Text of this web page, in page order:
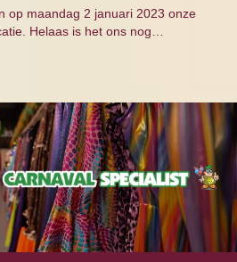
op maandag 2 januari 2023 onze
Helaas is het ons nog…